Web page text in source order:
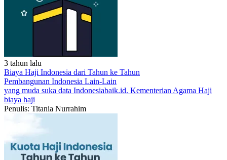
3 tahun lalu
Biaya Haji Indonesia dari Tahun ke Tahun
Pembangunan Indonesia Lain-Lain
yang muda suka data Indonesiabaik.id. Kementerian Agama Haji
biaya haji
Penulis: Titania Nurrahim